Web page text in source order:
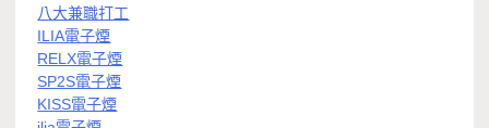
八大兼職打工
ILIA電子煙
RELX電子煙
SP2S電子煙
KISS電子煙